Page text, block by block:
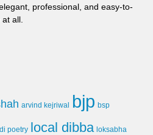
professional, and easy-to-
all.
arvind kejriwal bjp bsp
poetry local dibba loksabha